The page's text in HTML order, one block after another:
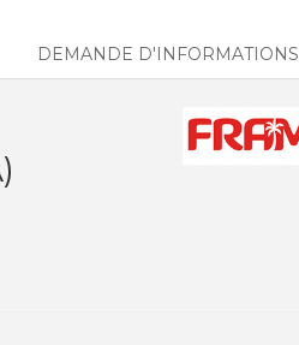
DEMANDE D'INFORMATIONS